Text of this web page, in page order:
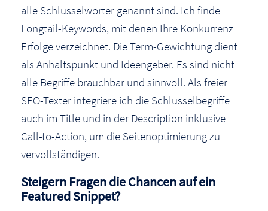
alle Schlüsselwörter genannt sind. Ich finde
Longtail-Keywords, mit denen Ihre Konkurrenz
Erfolge verzeichnet. Die Term-Gewichtung dient
als Anhaltspunkt und Ideengeber. Es sind nicht
alle Begriffe brauchbar und sinnvoll. Als freier
SEO-Texter integriere ich die Schlüsselbegriffe
auch im Title und in der Description inklusive
Call-to-Action, um die Seitenoptimierung zu
vervollständigen.
Steigern Fragen die Chancen auf ein
Featured Snippet?